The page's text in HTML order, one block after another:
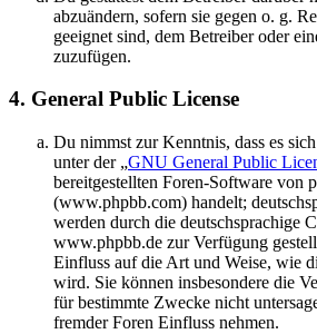
abzuändern, sofern sie gegen o. g.
geeignet sind, dem Betreiber oder
zuzufügen.
4. General Public License
Du nimmst zur Kenntnis, dass es
unter der „GNU General Public
bereitgestellten Foren-Software von
(www.phpbb.com) handelt;
werden durch die deutschsprachige
www.phpbb.de zur Verfügung
Einfluss auf die Art und Weise, wie
wird. Sie können insbesondere die
für bestimmte Zwecke nicht
fremder Foren Einfluss nehmen.